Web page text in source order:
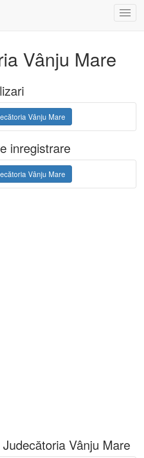
Vânju Mare
Vânju Mare
inregistrare
Vânju Mare
Vânju Mare